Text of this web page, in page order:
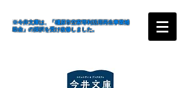
※今井文庫は、「橿原市空家等利活用再生事業補
助金」の採択を受け改修しました。